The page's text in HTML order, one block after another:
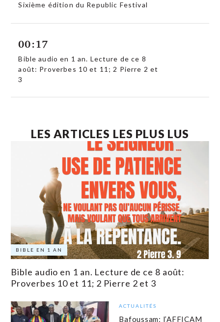
Sixième édition du Republic Festival
00:17
Bible audio en 1 an. Lecture de ce 8
août: Proverbes 10 et 11; 2 Pierre 2 et
3
LES ARTICLES LES PLUS LUS
BIBLE EN 1 AN
Bible audio en 1 an. Lecture de ce 8 août:
Proverbes 10 et 11; 2 Pierre 2 et 3
ACTUALITÉS
Bafoussam: l’AFFICAM